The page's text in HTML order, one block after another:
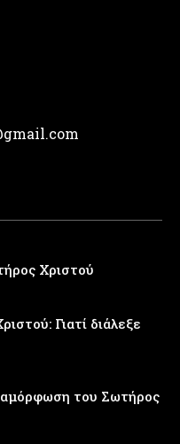
Χριστού
Γιατί διάλεξε
του Σωτήρος